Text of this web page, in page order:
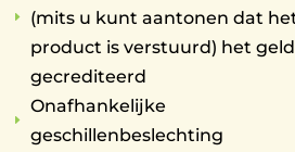
E
(mits u kunt aantonen dat
product is verstuurd) het geld
gecrediteerd
E
Onafhankelijke
geschillenbeslechting